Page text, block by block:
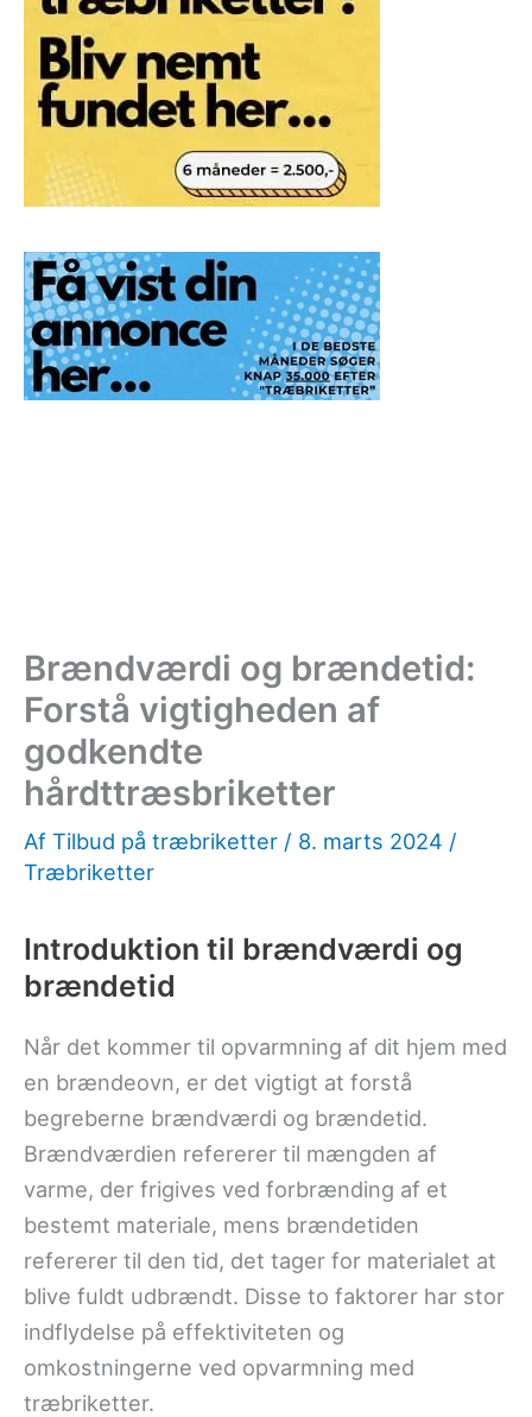
Brændværdi og brændetid:
Forstå vigtigheden af
godkendte
hårdttræsbriketter
Af Tilbud på træbriketter / 8. marts 2024 /
Træbriketter
Introduktion til brændværdi og
brændetid
Når det kommer til opvarmning af dit hjem med
en brændeovn, er det vigtigt at forstå
begreberne brændværdi og brændetid.
Brændværdien refererer til mængden af
varme, der frigives ved forbrænding af et
bestemt materiale, mens brændetiden
refererer til den tid, det tager for materialet at
blive fuldt udbrændt. Disse to faktorer har stor
indflydelse på effektiviteten og
omkostningerne ved opvarmning med
træbriketter.